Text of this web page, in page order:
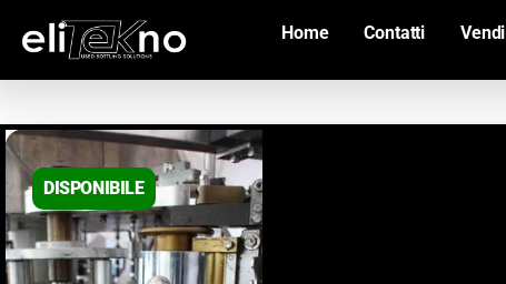
Home Contatti Vendi
DISPONIBILE